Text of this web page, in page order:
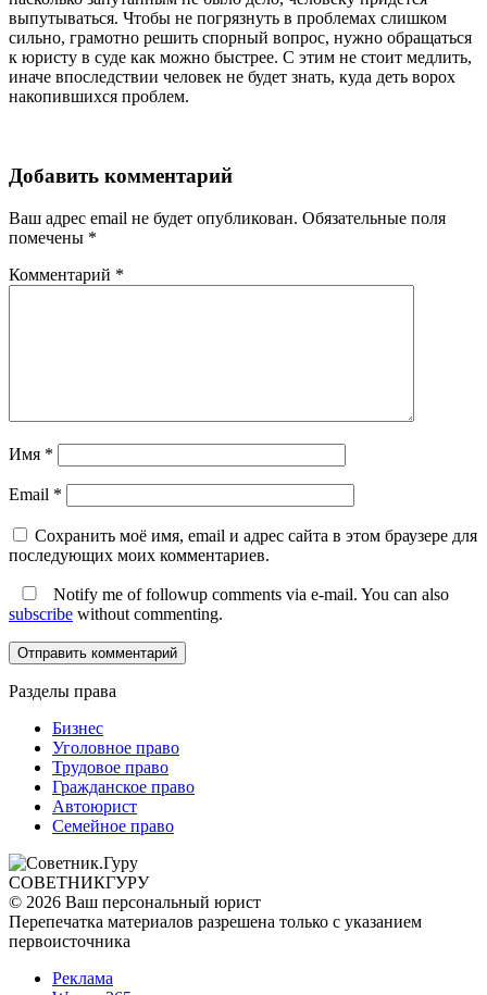
выпутываться. Чтобы не погрязнуть в проблемах слишком
сильно, грамотно решить спорный вопрос, нужно обращаться
к юристу в суде как можно быстрее. С этим не стоит медлить,
иначе впоследствии человек не будет знать, куда деть ворох
накопившихся проблем.
Добавить комментарий
Ваш адрес email не будет опубликован. Обязательные поля
помечены *
Комментарий *
Имя *
Email *
Сохранить моё имя, email и адрес сайта в этом браузере для
последующих моих комментариев.
Notify me of followup comments via e-mail. You can also
subscribe without commenting.
Разделы права
Бизнес
Уголовное право
Трудовое право
Гражданское право
Автоюрист
Семейное право
СОВЕТНИКГУРУ
© 2026 Ваш персональный юрист
Перепечатка материалов разрешена только с указанием
первоисточника
Реклама